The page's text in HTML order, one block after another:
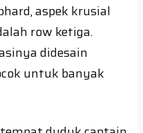
aspek krusial
row ketiga.
didesain
untuk banyak